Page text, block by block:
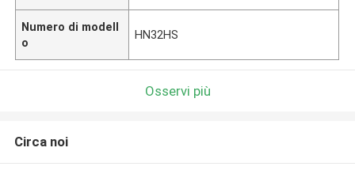
Numero di modell
o
HN32HS
Osservi più
Circa noi